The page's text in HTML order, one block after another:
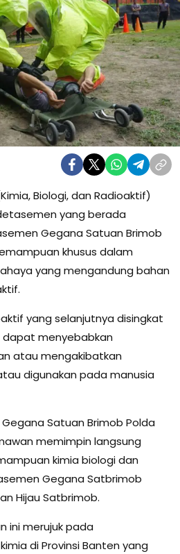
Biologi, dan Radioaktif)
yang berada
Gegana Satuan Brimob
khusus dalam
yang mengandung bahan
yang selanjutnya disingkat
dapat menyebabkan
atau mengakibatkan
digunakan pada manusia
Satuan Brimob Polda
memimpin langsung
kimia biologi dan
Gegana Satbrimob
Hijau Satbrimob.
ini merujuk pada
di Provinsi Banten yang